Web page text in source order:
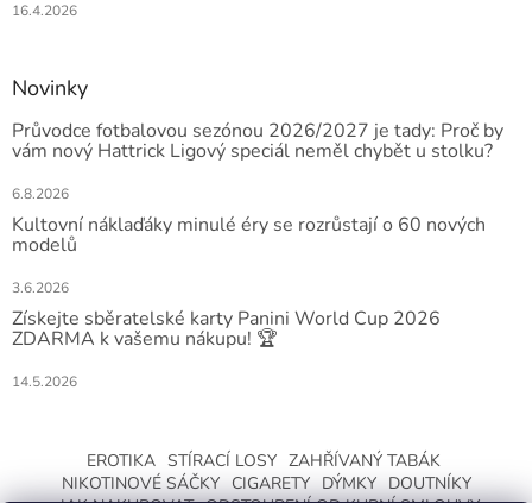
16.4.2026
Novinky
Průvodce fotbalovou sezónou 2026/2027 je tady: Proč by
vám nový Hattrick Ligový speciál neměl chybět u stolku?
6.8.2026
Kultovní náklaďáky minulé éry se rozrůstají o 60 nových
modelů
3.6.2026
Získejte sběratelské karty Panini World Cup 2026
ZDARMA k vašemu nákupu! 🏆
14.5.2026
EROTIKA STÍRACÍ LOSY ZAHŘÍVANÝ TABÁK
NIKOTINOVÉ SÁČKY CIGARETY DÝMKY
DOUTNÍKY